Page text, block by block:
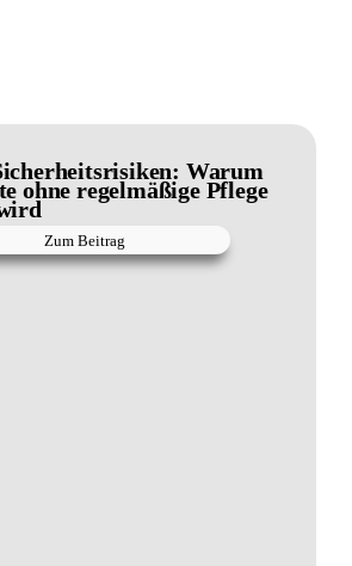
Warum
ohne regelmäßige Pflege
Zum Beitrag